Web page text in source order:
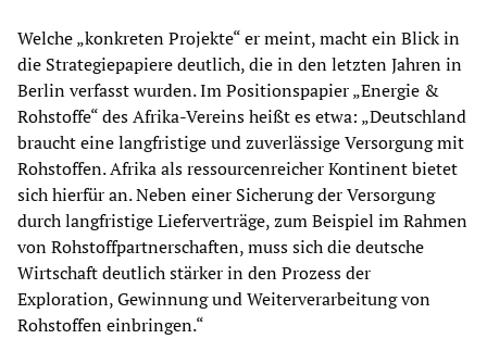
Welche „konkreten Projekte“ er meint, macht ein Blick in
die Strategiepapiere deutlich, die in den letzten Jahren in
Berlin verfasst wurden. Im Positionspapier „Energie &
Rohstoffe“ des Afrika-Vereins heißt es etwa: „Deutschland
braucht eine langfristige und zuverlässige Versorgung mit
Rohstoffen. Afrika als ressourcenreicher Kontinent bietet
sich hierfür an. Neben einer Sicherung der Versorgung
durch langfristige Lieferverträge, zum Beispiel im Rahmen
von Rohstoffpartnerschaften, muss sich die deutsche
Wirtschaft deutlich stärker in den Prozess der
Exploration, Gewinnung und Weiterverarbeitung von
Rohstoffen einbringen.“